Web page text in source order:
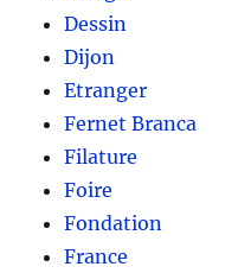
Dessin
Dijon
Etranger
Fernet Branca
Filature
Foire
Fondation
France